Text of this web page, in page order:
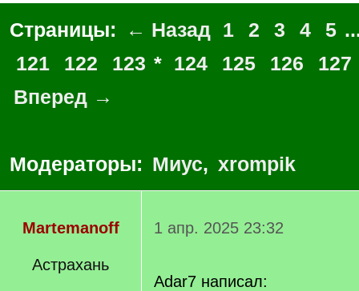
Страницы: ← Назад 1 2 3 4 5
121
122 123 * 124 125 126
127
Вперед →
Модераторы: Миус, xrompik
Martemanoff
Астрахань
1 апр. 2025 23:32
Adar7 написал: